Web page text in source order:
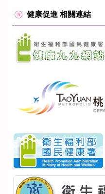
健康促進 相關連結